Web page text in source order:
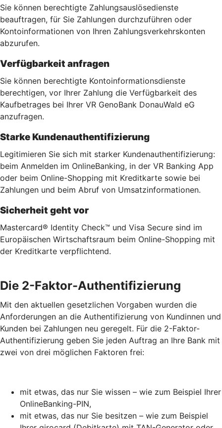
Sie können berechtigte Zahlungsauslösedienste
beauftragen, für Sie Zahlungen durchzuführen oder
Kontoinformationen von Ihren Zahlungsverkehrskonten
abzurufen.
Verfügbarkeit anfragen
Sie können berechtigte Kontoinformationsdienste
berechtigen, vor Ihrer Zahlung die Verfügbarkeit des
Kaufbetrages bei Ihrer VR GenoBank DonauWald eG
anzufragen.
Starke Kundenauthentifizierung
Legitimieren Sie sich mit starker Kundenauthentifizierung:
beim Anmelden im OnlineBanking, in der VR Banking App
oder beim Online-Shopping mit Kreditkarte sowie bei
Zahlungen und beim Abruf von Umsatzinformationen.
Sicherheit geht vor
Mastercard® Identity Check™ und Visa Secure sind im
Europäischen Wirtschaftsraum beim Online-Shopping mit
der Kreditkarte verpflichtend.
Die 2-Faktor-Authentifizierung
Mit den aktuellen gesetzlichen Vorgaben wurden die
Anforderungen an die Authentifizierung von Kundinnen und
Kunden bei Zahlungen neu geregelt. Für die 2-Faktor-
Authentifizierung geben Sie jeden Auftrag an Ihre Bank mit
zwei von drei möglichen Faktoren frei:
mit etwas, das nur Sie wissen – wie zum Beispiel Ihrer
OnlineBanking-PIN,
mit etwas, das nur Sie besitzen – wie zum Beispiel